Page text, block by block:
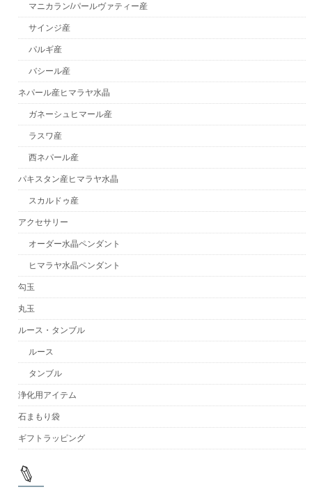
マニカラン/パールヴァティー産
サインジ産
パルギ産
バシール産
ネパール産ヒマラヤ水晶
ガネーシュヒマール産
ラスワ産
西ネパール産
パキスタン産ヒマラヤ水晶
スカルドゥ産
アクセサリー
オーダー水晶ペンダント
ヒマラヤ水晶ペンダント
勾玉
丸玉
ルース・タンブル
ルース
タンブル
浄化用アイテム
石まもり袋
ギフトラッピング